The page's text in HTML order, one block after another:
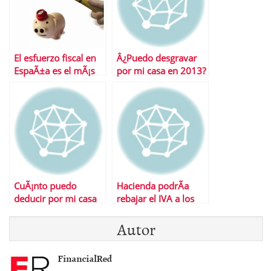
El esfuerzo fiscal en
EspaÃ±a es el mÃ¡s
Â¿Puedo desgravar
por mi casa en 2013?
CuÃ¡nto puedo
deducir por mi casa
Hacienda podrÃ­a
rebajar el IVA a los
Autor
FinancialRed